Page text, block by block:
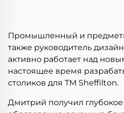
Промышленный и
также руководитель
активно работает над
настоящее время
столиков для TM Sheffilton.
Дмитрий получил глубокое